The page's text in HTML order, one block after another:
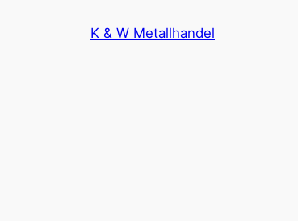
K & W Metallhandel